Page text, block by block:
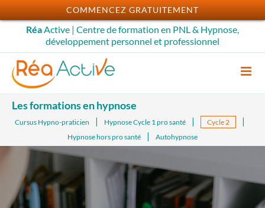
Passer
au
contenu
RéaActive | Centre de formation en PNL & Hypnose,
développement personnel et professionnel
Les formations en hypnose
Cursus Hypno-praticien Hypnose Cycle 1 pro santé
Cycle 2
Hypnose hors pro santé
Autohypnose
COMMENCEZ GRATUITEMENT